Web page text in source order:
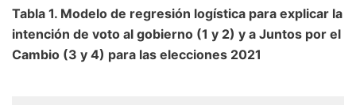
Tabla 1. Modelo de regresión logística para explicar la
intención de voto al gobierno (1 y 2) y a Juntos por el
Cambio (3 y 4) para las elecciones 2021